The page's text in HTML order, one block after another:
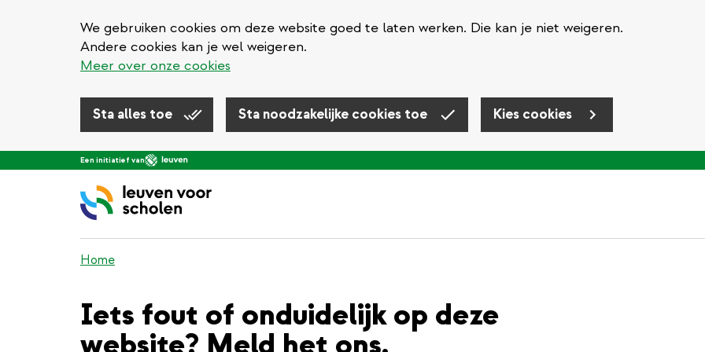
We gebruiken cookies om deze website goed te laten werken. Die kan je niet weigeren.
Andere cookies kan je wel weigeren.
Meer over onze cookies
Sta alles toe Sta noodzakelijke cookies toe Kies cookies
OverslaanEen initiatief van
Home
Iets fout of onduidelijk op deze